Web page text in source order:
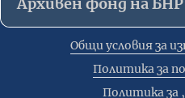
Общи условия за
Политика за
Политика за